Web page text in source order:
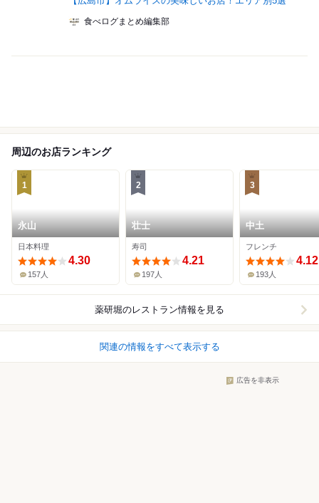
食べログまとめ編集部
周辺のお店ランキング
1
永山
日本料理
4.30
157人
2
壮士
寿司
4.21
197人
3
中土
フレンチ
4.12
193人
薬研堀のレストラン情報を見る
関連の情報をすべて表示する
広告を非表示